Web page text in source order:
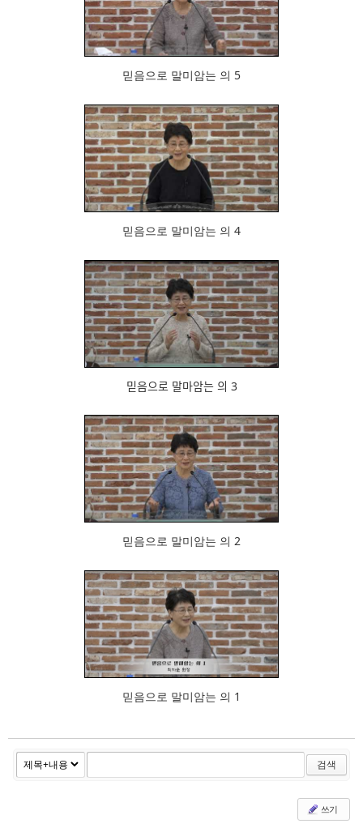
890
믿음으로 말미암는 의 5
846
믿음으로 말미암는 의 4
935
믿음으로 말마암는 의 3
792
믿음으로 말미암는 의 2
910
믿음으로 말미암는 의 1
검색
쓰기